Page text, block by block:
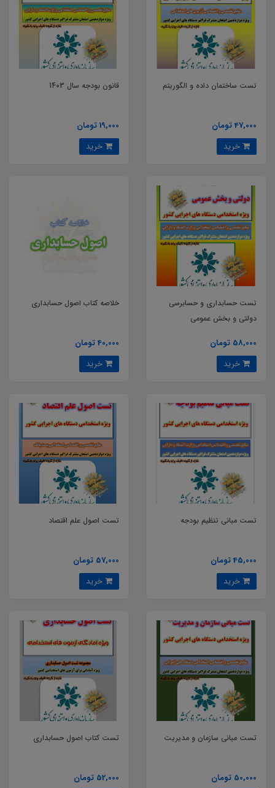
تست ساختمان داده و الگوریتم
47,000 تومان
قانون بودجه سال 1403
19,000 تومان
تست حسابداری و حسابرسی
دولتی و بخش عمومی
58,000 تومان
خلاصه کتاب اصول حسابداری
40,000 تومان
تست مبانی تنظیم بودجه
45,000 تومان
تست اصول علم اقتصاد
57,000 تومان
تست مبانی سازمان و مدیریت
50,000 تومان
تست کتاب اصول حسابداری
52,000 تومان